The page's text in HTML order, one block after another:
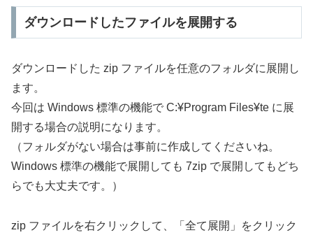
ダウンロードしたファイルを展開する
ダウンロードした zip ファイルを任意のフォルダに展開し
ます。
今回は Windows 標準の機能で C:¥Program Files¥te に展
開する場合の説明になります。
（フォルダがない場合は事前に作成してくださいね。
Windows 標準の機能で展開しても 7zip で展開してもどち
らでも大丈夫です。）
zip ファイルを右クリックして、「全て展開」をクリック